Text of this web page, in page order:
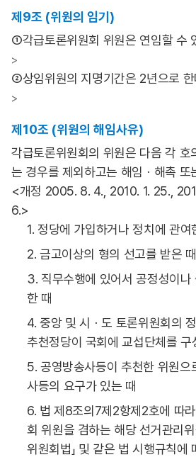
제9조 (위원의 임기)
①각급토론위원회 위원은 연임할 수
>
②상임위원의 지명기간은 2년으로 한
>
제10조 (위원의 해임사유)
각급토론위원회의 위원은 다음 각 호
는 경우를 제외하고는 해임ㆍ해촉 또
<개정 2005. 8. 4., 2010. 1. 25.,
6.>
1. 정당에 가입하거나 정치에 관여
2. 금고이상의 형의 선고를 받은 때
3. 직무수행에 있어서 공정성이나
한 때
4. 중앙 및 시ㆍ도 토론위원회의
추천정당이 국회에 교섭단체를 구
5. 공영방송사등이 추천한 위원으
사등의 요구가 있는 때
6. 법 제8조의7제2항제2호에 따
회 위원을 겸하는 해당 선거관리위
위원회법」 및 같은 법 시행규칙에